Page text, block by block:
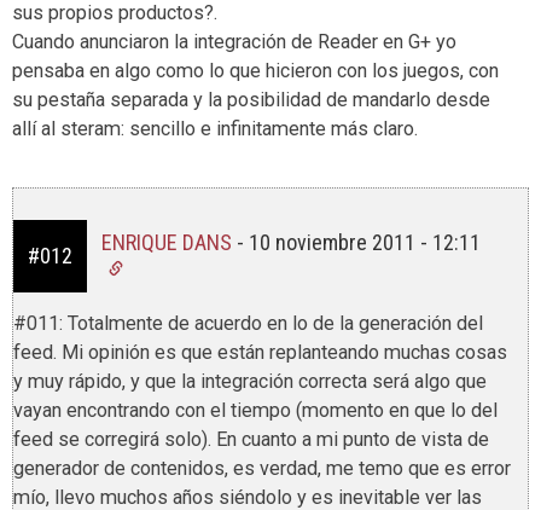
sus propios productos?.
Cuando anunciaron la integración de Reader en G+ yo
pensaba en algo como lo que hicieron con los juegos, con
su pestaña separada y la posibilidad de mandarlo desde
allí al steram: sencillo e infinitamente más claro.
#012
ENRIQUE DANS - 10 noviembre 2011 - 12:11
#011: Totalmente de acuerdo en lo de la generación del
feed. Mi opinión es que están replanteando muchas cosas
y muy rápido, y que la integración correcta será algo que
vayan encontrando con el tiempo (momento en que lo del
feed se corregirá solo). En cuanto a mi punto de vista de
generador de contenidos, es verdad, me temo que es error
mío, llevo muchos años siéndolo y es inevitable ver las